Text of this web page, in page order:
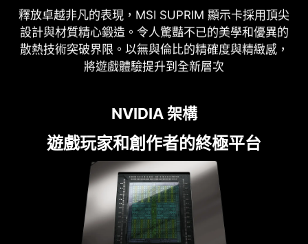
釋放卓越非凡的表現，MSI SUPRIM 顯示卡採用頂尖
設計與材質精心鍛造。令人驚豔不已的美學和優異的
散熱技術突破界限。以無與倫比的精確度與精緻感，
將遊戲體驗提升到全新層次
NVIDIA 架構
遊戲玩家和創作者的終極平台